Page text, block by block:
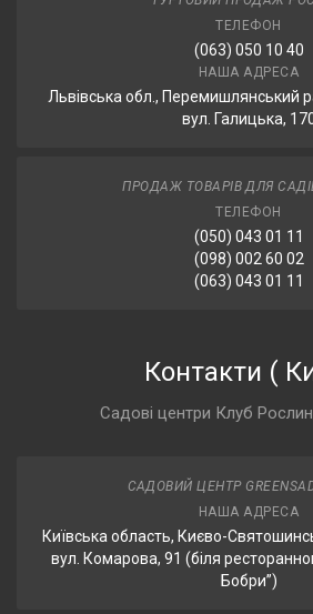
ТЕЛЕФОН
(063) 050 10 40
НАША АДРЕСА
Львівська обл., Перемишлянський
вул. Галицька,
ПРОДАЖ ТОВАРІВ ДЛЯ
ТЕЛЕФОН
(050) 043 01 11
(098) 002 60 02
(063) 043 01 11
Контакти (
Садові центри Клуб
САДОВИЙ ЦЕНТР
НАША АДРЕСА
Київська область, Києво-
вул. Комарова, 91 (біля
Бобри”)